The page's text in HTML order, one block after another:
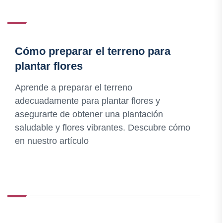
Cómo preparar el terreno para
plantar flores
Aprende a preparar el terreno
adecuadamente para plantar flores y
asegurarte de obtener una plantación
saludable y flores vibrantes. Descubre cómo
en nuestro artículo